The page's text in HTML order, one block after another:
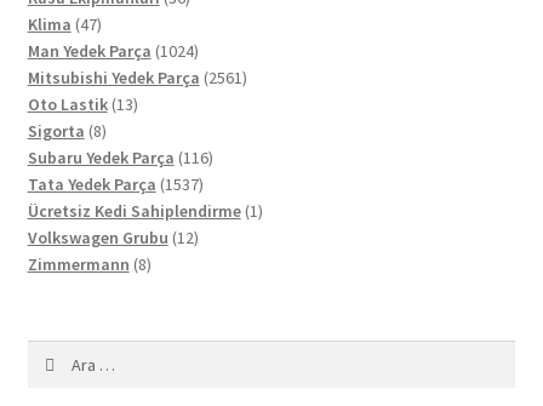
Klima 4747
ürün
Man Yedek Parça 10241024
ürün
Mitsubishi Yedek Parça 25612561
Oto Lastik 1313
Sigorta 88
ürün
Subaru Yedek Parça 116116
Tata Yedek Parça 15371537
ürün
Ücretsiz Kedi Sahiplendirme 11
Volkswagen Grubu 1212
Zimmermann 88